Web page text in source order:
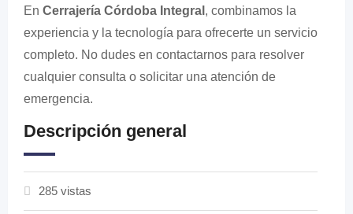
En Cerrajería Córdoba Integral , combinamos la
experiencia y la tecnología para ofrecerte un servicio
completo. No dudes en contactarnos para resolver
cualquier consulta o solicitar una atención de
emergencia.
Descripción general
285 vistas